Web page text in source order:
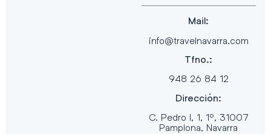
Mail:
info@travelnavarra.com
Tfno.:
948 26 84 12
Dirección:
C. Pedro I, 1, 1º, 31007
Pamplona, Navarra